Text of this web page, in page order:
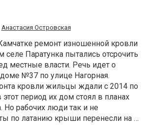
Анастасия Островская
ремонт изношенной кровли
Паратунка пытались отсрочить
местные власти. Речь идет о
№37 по улице Нагорная.
кровли жильцы ждали с 2014 по
период их дом стоял в планах
Но рабочих люди так и не
по латанию крыши перенесли на …